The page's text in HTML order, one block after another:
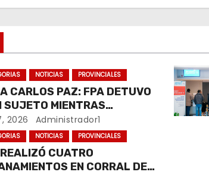
NOTICIAS PROVINCIALES
CARLOS PAZ: FPA DETUVO
SUJETO MIENTRAS
COCAÍNA Y
EN UNA PLAZA
2026 Administrador1
NOTICIAS PROVINCIALES
CUATRO
EN CORRAL DE